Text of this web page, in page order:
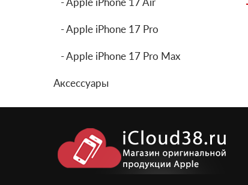
- Apple iPhone 17 Pro
- Apple iPhone 17 Pro Max
Аксессуары